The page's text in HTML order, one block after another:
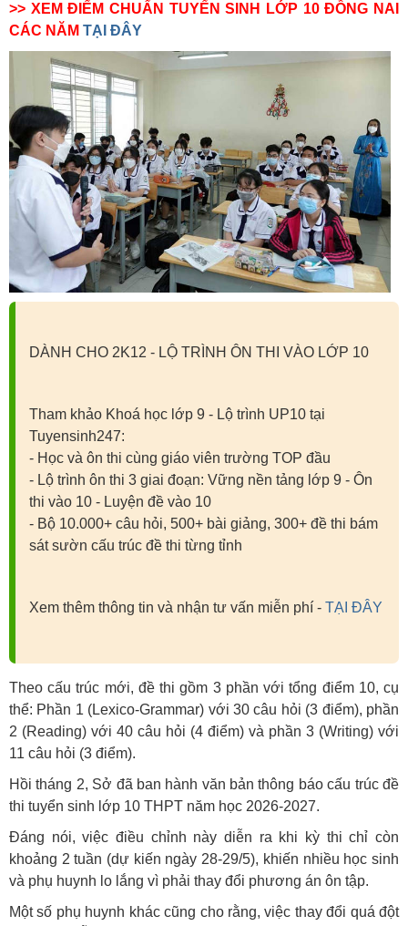
>> XEM ĐIỂM CHUẨN TUYỂN SINH LỚP 10 ĐỒNG NAI
CÁC NĂM TẠI ĐÂY
DÀNH CHO 2K12 - LỘ TRÌNH ÔN THI VÀO LỚP 10
Tham khảo Khoá học lớp 9 - Lộ trình UP10 tại
Tuyensinh247:
- Học và ôn thi cùng giáo viên trường TOP đầu
- Lộ trình ôn thi 3 giai đoạn: Vững nền tảng lớp 9 - Ôn
thi vào 10 - Luyện đề vào 10
- Bộ 10.000+ câu hỏi, 500+ bài giảng, 300+ đề thi bám
sát sườn cấu trúc đề thi từng tỉnh
Xem thêm thông tin và nhận tư vấn miễn phí - TẠI ĐÂY
Theo cấu trúc mới, đề thi gồm 3 phần với tổng điểm 10, cụ
thể: Phần 1 (Lexico-Grammar) với 30 câu hỏi (3 điểm), phần
2 (Reading) với 40 câu hỏi (4 điểm) và phần 3 (Writing) với
11 câu hỏi (3 điểm).
Hồi tháng 2, Sở đã ban hành văn bản thông báo cấu trúc đề
thi tuyển sinh lớp 10 THPT năm học 2026-2027.
Đáng nói, việc điều chỉnh này diễn ra khi kỳ thi chỉ còn
khoảng 2 tuần (dự kiến ngày 28-29/5), khiến nhiều học sinh
và phụ huynh lo lắng vì phải thay đổi phương án ôn tập.
Một số phụ huynh khác cũng cho rằng, việc thay đổi quá đột